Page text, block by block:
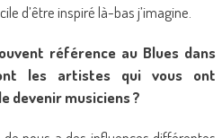
d’être inspiré là-bas j’imagine.
référence au Blues dans
les artistes qui vous ont
devenir musiciens ?